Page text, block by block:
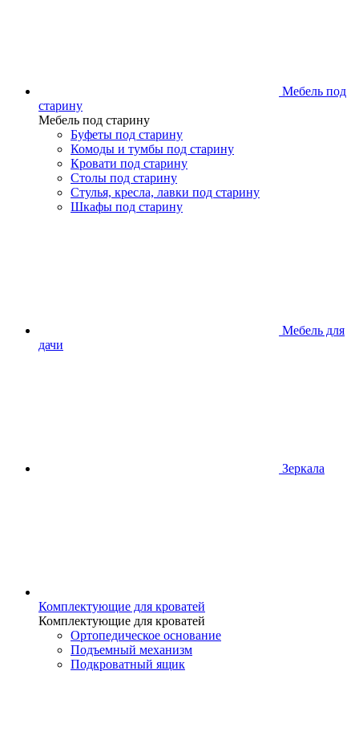
Мебель под
старину
Мебель под старину
Буфеты под старину
Комоды и тумбы под старину
Кровати под старину
Столы под старину
Стулья, кресла, лавки под старину
Шкафы под старину
Мебель для
дачи
Зеркала
Комплектующие для кроватей
Комплектующие для кроватей
Ортопедическое основание
Подъемный механизм
Подкроватный ящик